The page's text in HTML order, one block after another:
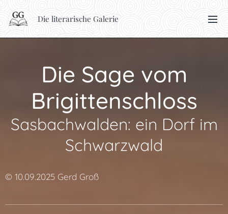
Die literarische Galerie
Die Sage vom
Brigittenschloss
Sasbachwalden: ein Dorf im
Schwarzwald
© 10.09.2025 Gerd Groß